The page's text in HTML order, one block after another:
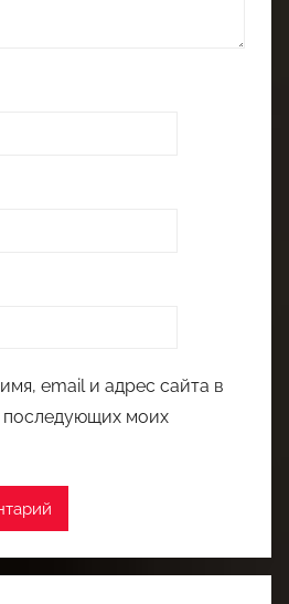
email и адрес сайта в
последующих моих